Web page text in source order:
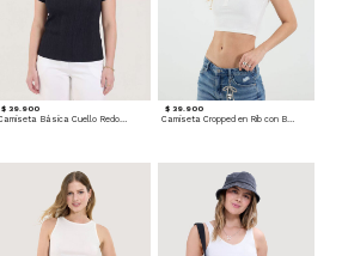
$ 39.900
Camiseta Básica Cuello Redondo
$ 39.900